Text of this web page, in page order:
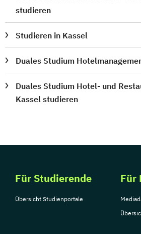
studieren
Studieren in Kassel
Duales Studium
Duales Studium Hotel- und
Kassel studieren
Für Studierende
Übersicht Studienportale
Für